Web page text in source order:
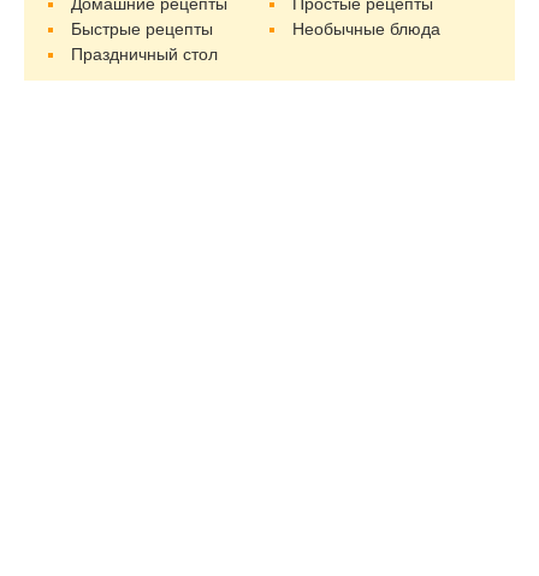
Быстрые рецепты
Необычные блюда
Праздничный стол